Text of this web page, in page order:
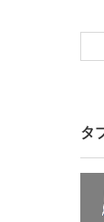
タ